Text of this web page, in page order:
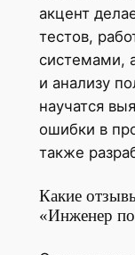
акцент
тестов,
системами,
и анализу
научатся
ошибки в
также
Какие
«Инженер